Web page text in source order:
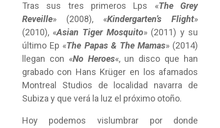
Tras sus tres primeros Lps «The Grey
Reveille» (2008), «Kindergarten’s Flight»
(2010), «Asian Tiger Mosquito» (2011) y su
último Ep «The Papas & The Mamas» (2014)
llegan con «No Heroes«, un disco que han
grabado con Hans Krüger en los afamados
Montreal Studios de localidad navarra de
Subiza y que verá la luz el próximo otoño.
Hoy podemos vislumbrar por donde